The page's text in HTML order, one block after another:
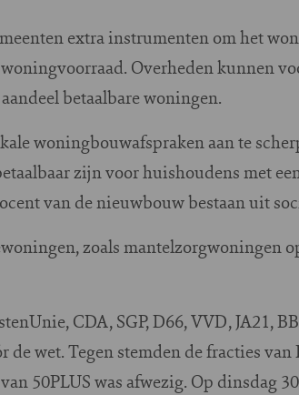
extra instrumenten om het
Overheden kunnen
betaalbare woningen.
woningbouwafspraken aan te
zijn voor huishoudens met
van de nieuwbouw bestaan uit
zoals mantelzorgwoningen
CDA, SGP, D66, VVD, JA21,
wet. Tegen stemden de fracties van
50PLUS was afwezig. Op dinsdag